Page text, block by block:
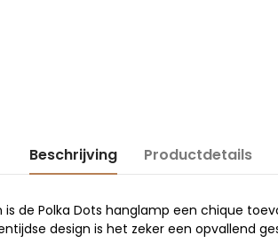
Beschrijving Productdetails
de Polka Dots hanglamp een chique
design is het zeker een opvallend